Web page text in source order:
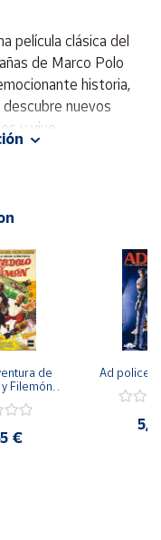
película clásica del
de Marco Polo
historia,
nuevos
y vive
una versión
de Marco
de
Filemón/
€
Ad police